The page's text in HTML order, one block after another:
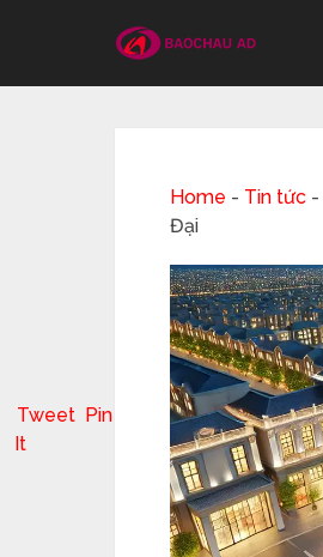
Home - Tin tức -
Đại
Tweet Pin
It